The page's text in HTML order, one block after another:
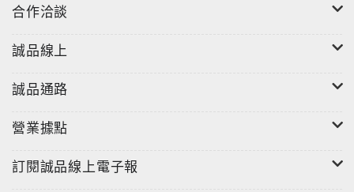
社會發出聲音。
2010年世界糧食日當天，晨光還沒來喚醒法蘭西大地，
名從法國各地趕到巴黎的農民點燃了草垛和柳條筐，大
火迅速在香榭麗舍大道上蔓延開去，一時間火光沖天。
組織者這番示威也是出於無奈，因為法國的糧食價格實
合作洽談
誠品線上
誠品通路
營業據點
訂閱誠品線上電子報